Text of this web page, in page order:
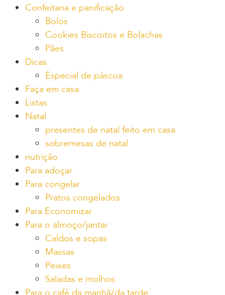
Confeitaria e panificação
Bolos
Cookies Biscoitos e Bolachas
Pães
Dicas
Especial de páscoa
Faça em casa
Listas
Natal
presentes de natal feito em casa
sobremesas de natal
nutrição
Para adoçar
Para congelar
Pratos congelados
Para Economizar
Para o almoço/jantar
Caldos e sopas
Massas
Peixes
Saladas e molhos